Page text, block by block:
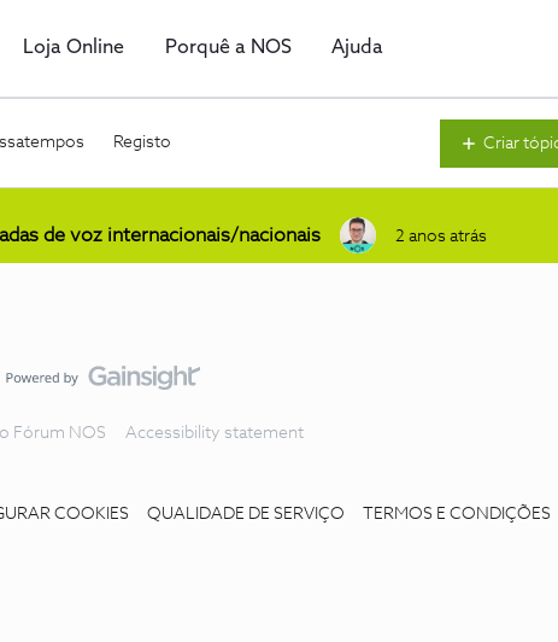
Loja Online Porquê a NOS Ajuda
Registo Criar
de voz internacionais/nacionais 2 anos atrás
Fórum NOS Accessibility statement
COOKIES QUALIDADE DE SERVIÇO TERMOS E CONDIÇÕES